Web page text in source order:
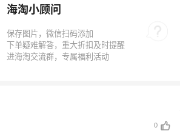
海淘小顾问
0